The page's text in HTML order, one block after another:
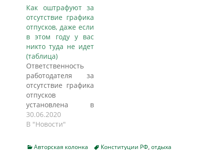
выдержу). Не
запрещено ли это
законом? Может
работодатель
отказать в приеме
на работу?
Отвечает
специалист в
области трудового
и медицинского
права, кадрового
делопроизводства
Андрей…
оформления
Как оштрафуют за
отсутствие графика
отпусков, даже если
в этом году у вас
никто туда не идет
(таблица)
Ответственность
работодателя за
отсутствие графика
отпусков
установлена в
КоАП. Штраф
немаленький — до
дополнительно
30.06.2020
В "Новости"
Categories
Авторская колонка TagsКонституции РФ, отдыха